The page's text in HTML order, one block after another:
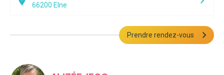
66200 Elne
Prendre rendez-vous